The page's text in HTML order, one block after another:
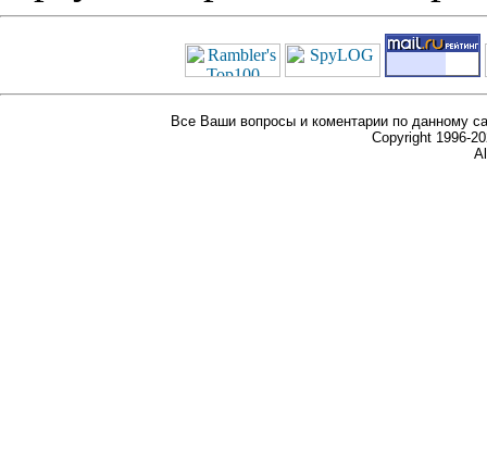
Все Ваши вопросы и коментарии по данному
Copyright 1996-